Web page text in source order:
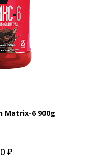
Matrix-6 900g
₽